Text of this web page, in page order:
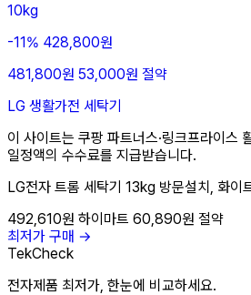
10kg
-11% 428,800원
481,800원 53,000원 절약
LG 생활가전 세탁기
이 사이트는 쿠팡 파트너스·링크프라이스
일정액의 수수료를 지급받습니다.
LG전자 트롬 세탁기 13kg 방문설치, 화
492,610원 하이마트 60,890원 절약
최저가 구매 →
TekCheck
전자제품 최저가, 한눈에 비교하세요.